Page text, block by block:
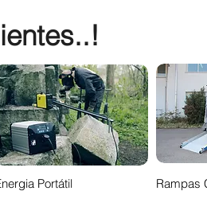
Portátil Rampas